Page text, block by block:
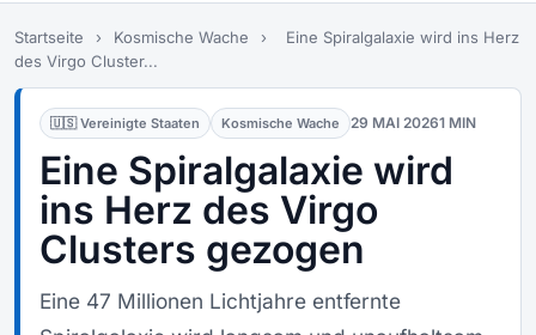
Startseite › Kosmische Wache ›
Eine Spiralgalaxie wird ins Herz
des Virgo Cluster...
🇺🇸 Vereinigte Staaten Kosmische Wache 29 MAI 20261 MIN
Eine Spiralgalaxie wird
ins Herz des Virgo
Clusters gezogen
Eine 47 Millionen Lichtjahre entfernte